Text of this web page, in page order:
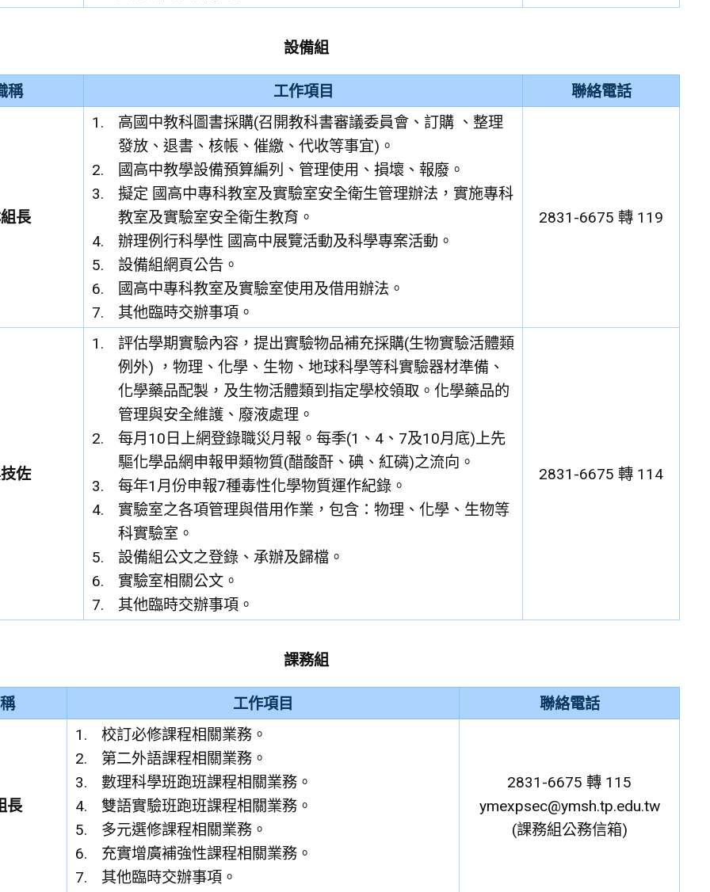
設備組
稱 工作項目 聯絡電話
長
高國中教科圖書採購(召開教科書審議委員會、訂購 、整理
發放、退書、核帳、催繳、代收等事宜)。
國高中教學設備預算編列、管理使用、損壞、報廢。
擬定 國高中專科教室及實驗室安全衛生管理辦法，實施專科
教室及實驗室安全衛生教育。
辦理例行科學性 國高中展覽活動及科學專案活動。
設備組網頁公告。
國高中專科教室及實驗室使用及借用辦法。
其他臨時交辦事項。
2831-6675 轉 119
佐
評估學期實驗內容，提出實驗物品補充採購(生物實驗活體類
例外) ，物理、化學、生物、地球科學等科實驗器材準備、
化學藥品配製，及生物活體類到指定學校領取。化學藥品的
管理與安全維護、廢液處理。
每月10日上網登錄職災月報。每季(1、4、7及10月底)上先
驅化學品網申報甲類物質(醋酸酐、碘、紅磷)之流向。
每年1月份申報7種毒性化學物質運作紀錄。
實驗室之各項管理與借用作業，包含：物理、化學、生物等
科實驗室。
設備組公文之登錄、承辦及歸檔。
實驗室相關公文。
其他臨時交辦事項。
2831-6675 轉 114
課務組
工作項目 聯絡電話
長
校訂必修課程相關業務。
第二外語課程相關業務。
數理科學班跑班課程相關業務。
雙語實驗班跑班課程相關業務。
多元選修課程相關業務。
充實增廣補強性課程相關業務。
其他臨時交辦事項。
2831-6675 轉 115
ymexpsec@ymsh.tp.edu.tw
(課務組公務信箱)